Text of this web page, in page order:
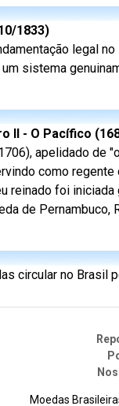
1833)
legal
sistema
II - O Pacífico
apelidado de
como
reinado foi
de Pernambuco,
circular no Brasil
Moedas